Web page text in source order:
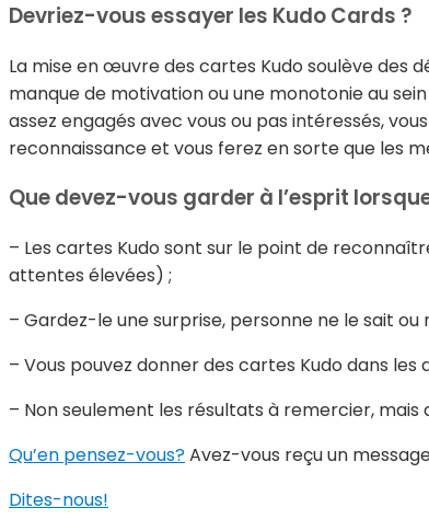
Devriez-vous essayer les Kudo Cards ?
La mise en œuvre des cartes Kudo soulève des
manque de motivation ou une monotonie au
assez engagés avec vous ou pas intéressés,
reconnaissance et vous ferez en sorte que les
Que devez-vous garder à l’esprit
– Les cartes Kudo sont sur le point de
attentes élevées) ;
– Gardez-le une surprise, personne ne le sait ou
– Vous pouvez donner des cartes Kudo dans
– Non seulement les résultats à remercier,
Qu’en pensez-vous?Avez-vous reçu un
Dites-nous!